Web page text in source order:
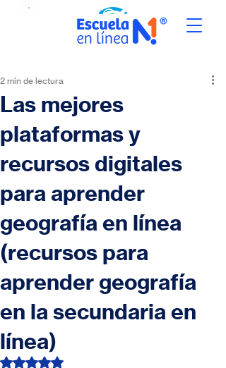
Las mejores
plataformas y
recursos digitales
para aprender
geografía en línea
(recursos para
aprender geografía
en la secundaria en
línea)
2 min de lectura
Obtuvo NaN de 5 estrellas.